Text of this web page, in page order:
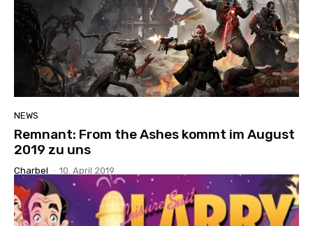
NEWS
Remnant: From the Ashes kommt im August
2019 zu uns
Charbel - 10. April 2019